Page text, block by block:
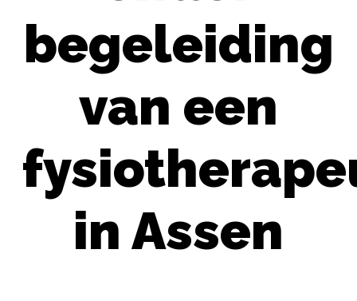
begeleiding
van een
in Assen